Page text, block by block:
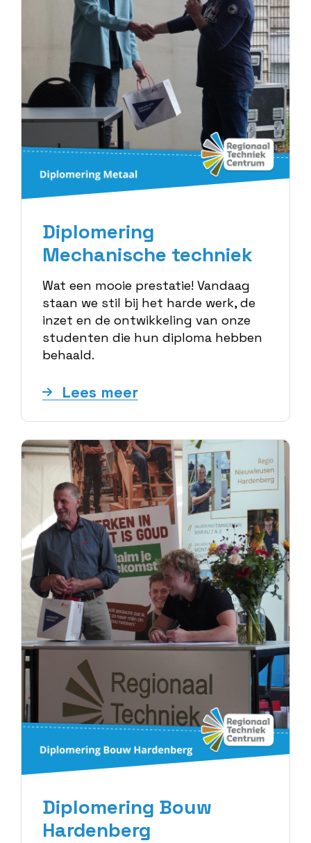
Diplomering
Mechanische techniek
Wat een mooie prestatie! Vandaag
staan we stil bij het harde werk, de
inzet en de ontwikkeling van onze
studenten die hun diploma hebben
behaald.
Lees meer
Diplomering Bouw
Hardenberg